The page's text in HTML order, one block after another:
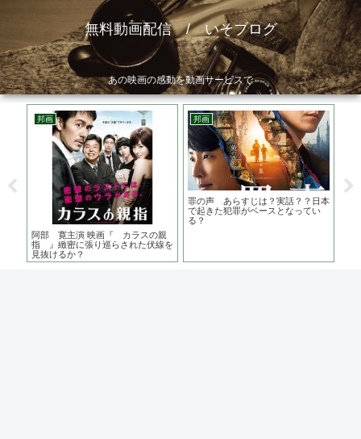
無料動画配信 / いそブログ
あの映画の感動を動画サービスで
邦画
阿部 寛主演 映画『 カラスの親
指 』緻密に張り巡らされた伏線を
見抜けるか？
邦画
罪の声 あらすじは？実話？？日本
で起きた犯罪がベースとなってい
る？